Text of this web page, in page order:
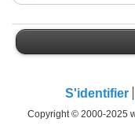
S'identifier
Copyright © 2000-2025